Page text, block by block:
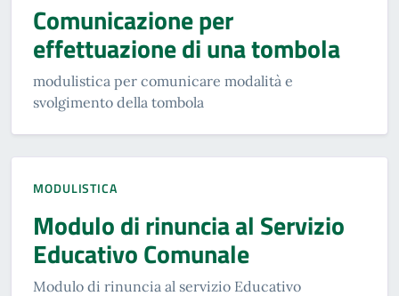
Comunicazione per
effettuazione di una tombola
modulistica per comunicare modalità e
svolgimento della tombola
MODULISTICA
Modulo di rinuncia al Servizio
Educativo Comunale
Modulo di rinuncia al servizio Educativo